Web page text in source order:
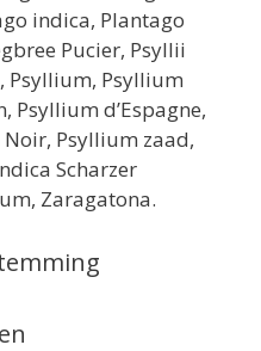
indica, Plantago
Pucier, Psyllii
Psyllium, Psyllium
d’Espagne,
Psyllium zaad,
Scharzer
Zaragatona.